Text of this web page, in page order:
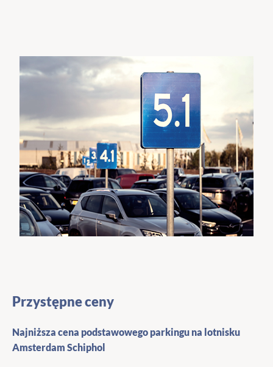
Przystępne ceny
Najniższa cena podstawowego parkingu na lotnisku
Amsterdam Schiphol